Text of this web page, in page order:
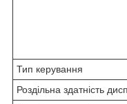
Тип керування
Роздільна здатність